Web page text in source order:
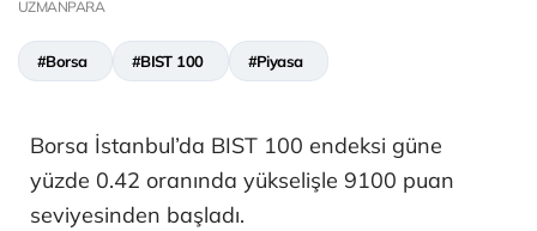
UZMANPARA
#Borsa #BIST 100 #Piyasa
Borsa İstanbul’da BIST 100 endeksi güne
yüzde 0.42 oranında yükselişle 9100 puan
seviyesinden başladı.